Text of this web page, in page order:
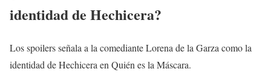
identidad de Hechicera?
Los spoilers señala a la comediante Lorena de la Garza como la
identidad de Hechicera en Quién es la Máscara.